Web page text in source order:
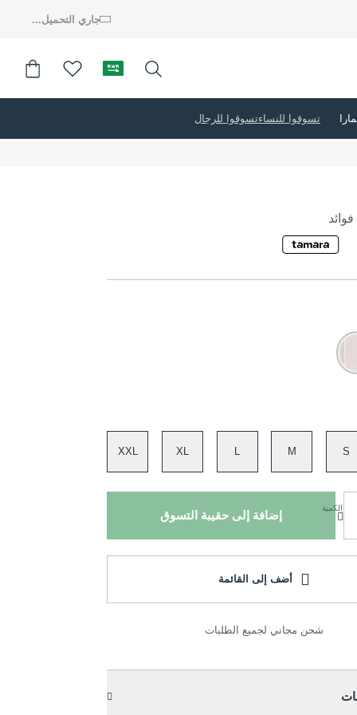
جاري التحميل...
تسوقوا للنساءتسوقوا للرجال
S
M
L
XL
XXL
الكمية
إضافة إلى حقيبة التسوق
أضف إلى القائمة
شحن مجاني لجميع الطلبات